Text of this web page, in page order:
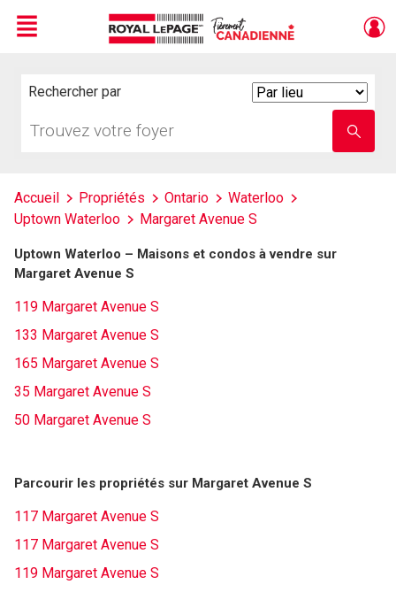
Menu
Rechercher par
votre
nom
Accueil Propriétés Ontario
Waterloo
Uptown Waterloo
Margaret Avenue S
Uptown Waterloo – Maisons et condos à vendre sur
Margaret Avenue S
119 Margaret Avenue S
133 Margaret Avenue S
165 Margaret Avenue S
35 Margaret Avenue S
50 Margaret Avenue S
Parcourir les propriétés sur Margaret Avenue S
117 Margaret Avenue S
117 Margaret Avenue S
119 Margaret Avenue S